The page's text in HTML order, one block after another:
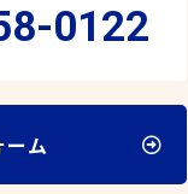
0122
ム